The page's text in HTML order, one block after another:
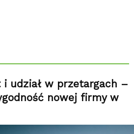
i udział w przetargach –
nowej firmy w